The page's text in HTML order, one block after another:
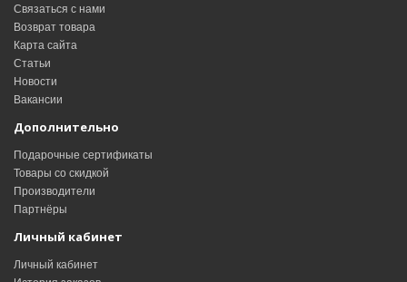
Связаться с нами
Возврат товара
Карта сайта
Статьи
Новости
Вакансии
Дополнительно
Подарочные сертификаты
Товары со скидкой
Производители
Партнёры
Личный кабинет
Личный кабинет